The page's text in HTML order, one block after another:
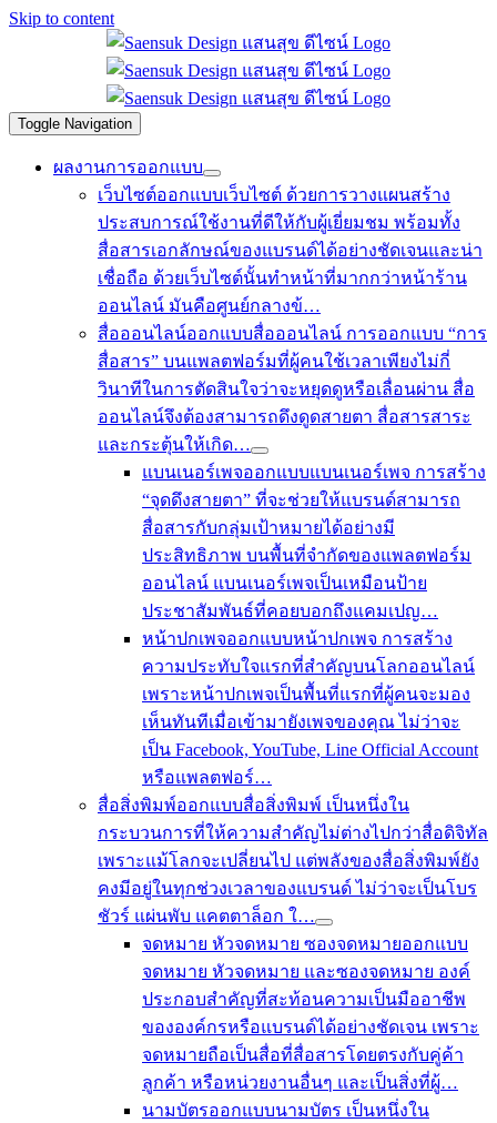
Skip to content
Toggle Navigation
ผลงานการออกแบบ
เว็บไซต์ออกแบบเว็บไซต์ ด้วยการวางแผนสร้าง
ประสบการณ์ใช้งานที่ดีให้กับผู้เยี่ยมชม พร้อมทั้ง
สื่อสารเอกลักษณ์ของแบรนด์ได้อย่างชัดเจนและน่า
เชื่อถือ ด้วยเว็บไซต์นั้นทำหน้าที่มากกว่าหน้าร้าน
ออนไลน์ มันคือศูนย์กลางข้…
สื่อออนไลน์ออกแบบสื่อออนไลน์ การออกแบบ “การ
สื่อสาร” บนแพลตฟอร์มที่ผู้คนใช้เวลาเพียงไม่กี่
วินาทีในการตัดสินใจว่าจะหยุดดูหรือเลื่อนผ่าน สื่อ
ออนไลน์จึงต้องสามารถดึงดูดสายตา สื่อสารสาระ
และกระตุ้นให้เกิด…
แบนเนอร์เพจออกแบบแบนเนอร์เพจ การสร้าง
“จุดดึงสายตา” ที่จะช่วยให้แบรนด์สามารถ
สื่อสารกับกลุ่มเป้าหมายได้อย่างมี
ประสิทธิภาพ บนพื้นที่จำกัดของแพลตฟอร์ม
ออนไลน์ แบนเนอร์เพจเป็นเหมือนป้าย
ประชาสัมพันธ์ที่คอยบอกถึงแคมเปญ…
หน้าปกเพจออกแบบหน้าปกเพจ การสร้าง
ความประทับใจแรกที่สำคัญบนโลกออนไลน์
เพราะหน้าปกเพจเป็นพื้นที่แรกที่ผู้คนจะมอง
เห็นทันทีเมื่อเข้ามายังเพจของคุณ ไม่ว่าจะ
เป็น Facebook, YouTube, Line Official Account
หรือแพลตฟอร์…
สื่อสิ่งพิมพ์ออกแบบสื่อสิ่งพิมพ์ เป็นหนึ่งใน
กระบวนการที่ให้ความสำคัญไม่ต่างไปกว่าสื่อดิจิทัล
เพราะแม้โลกจะเปลี่ยนไป แต่พลังของสื่อสิ่งพิมพ์ยัง
คงมีอยู่ในทุกช่วงเวลาของแบรนด์ ไม่ว่าจะเป็นโบร
ชัวร์ แผ่นพับ แคตตาล็อก ใ…
จดหมาย หัวจดหมาย ซองจดหมายออกแบบ
จดหมาย หัวจดหมาย และซองจดหมาย องค์
ประกอบสำคัญที่สะท้อนความเป็นมืออาชีพ
ขององค์กรหรือแบรนด์ได้อย่างชัดเจน เพราะ
จดหมายถือเป็นสื่อที่สื่อสารโดยตรงกับคู่ค้า
ลูกค้า หรือหน่วยงานอื่นๆ และเป็นสิ่งที่ผู้…
นามบัตรออกแบบนามบัตร เป็นหนึ่งใน